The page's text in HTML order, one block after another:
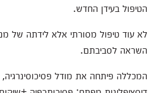
הטיפול בעידן החדש.
לא עוד טיפול מסורתי אלא לידתה של
השראה לסביבתם.